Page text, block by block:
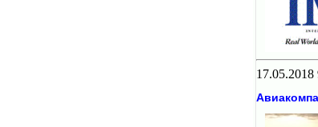
17.05.2018